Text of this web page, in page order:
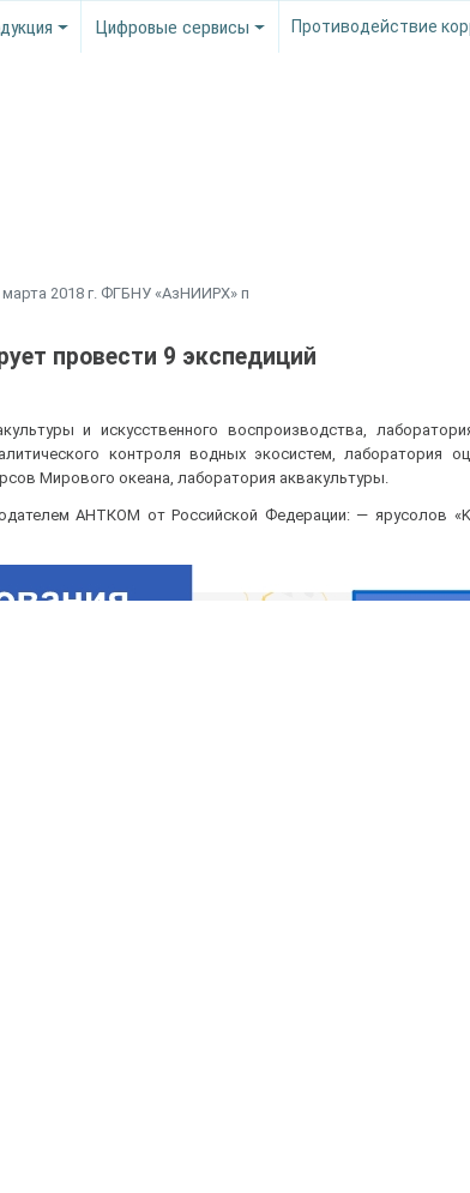
Цифровые сервисы Противодействие
2018 г. ФГБНУ «АзНИИРХ» п
провести 9 экспедиций
и искусственного воспроизводства,
контроля водных экосистем, лаборатория
Мирового океана, лаборатория аквакультуры.
АНТКОМ от Российской Федерации: — ярусолов